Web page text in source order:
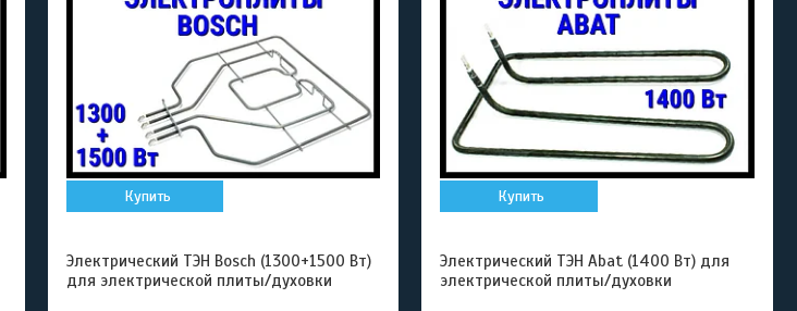
Купить
Электрический ТЭН Bosch (1300+1500 Вт)
для электрической плиты/духовки
Купить
Электрический ТЭН Abat (1400 Вт) для
электрической плиты/духовки